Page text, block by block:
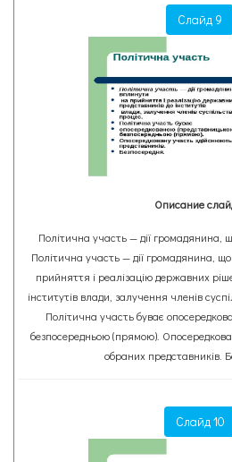
Слайд 9
Описание
Політична участь — дії громадянина,
Політична участь — дії громадянина,
прийняття і реалізацію державних
інститутів влади, залучення членів
Політична участь буває
безпосередньою (прямою).
обраних представників.
Слайд 10